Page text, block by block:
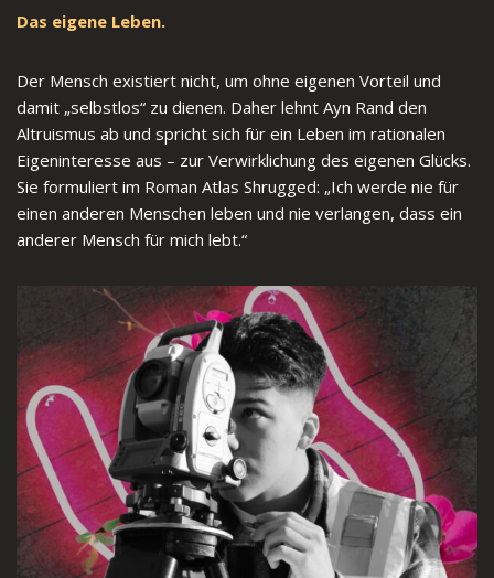
Das eigene Leben.
Der Mensch existiert nicht, um ohne eigenen Vorteil und
damit „selbstlos“ zu dienen. Daher lehnt Ayn Rand den
Altruismus ab und spricht sich für ein Leben im rationalen
Eigeninteresse aus – zur Verwirklichung des eigenen Glücks.
Sie formuliert im Roman Atlas Shrugged: „Ich werde nie für
einen anderen Menschen leben und nie verlangen, dass ein
anderer Mensch für mich lebt.“